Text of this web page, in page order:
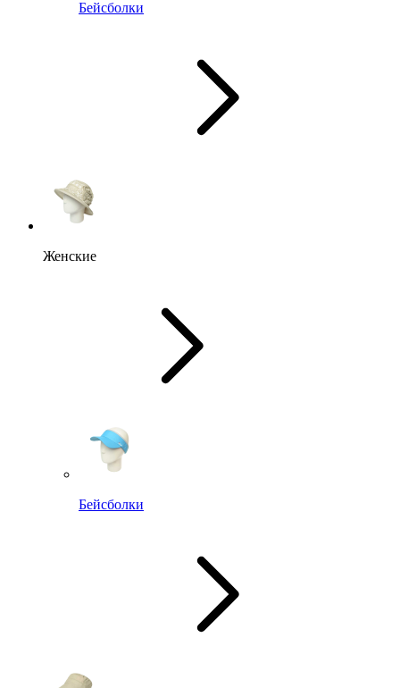
Бейсболки
Женские
Бейсболки